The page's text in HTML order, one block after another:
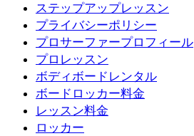
ステップアップレッスン
プライバシーポリシー
プロサーファープロフィール
プロレッスン
ボディボードレンタル
ボードロッカー料金
レッスン料金
ロッカー